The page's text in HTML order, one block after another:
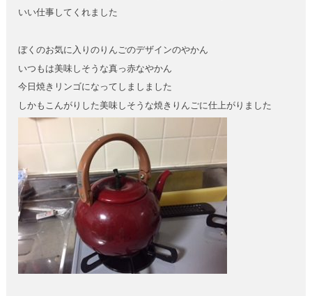
いい仕事してくれました
ぼくのお気に入りのりんごのデザインのやかん
いつもは美味しそうな真っ赤なやかん
今日焼きリンゴになってしましました
しかもこんがりした美味しそうな焼きりんごに仕上がりました